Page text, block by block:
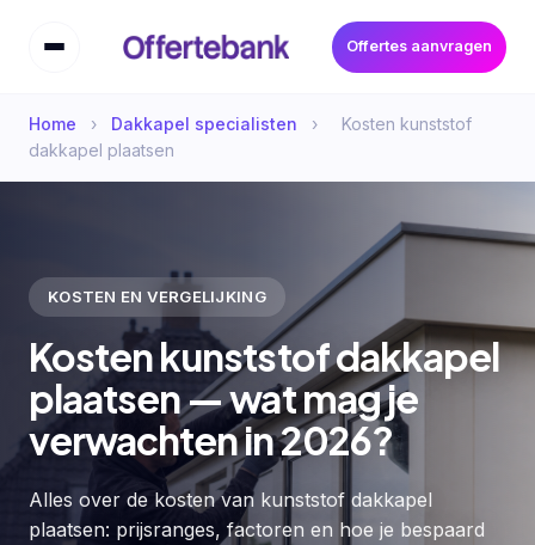
Offertes aanvragen
Home › Dakkapel specialisten ›
Kosten kunststof
dakkapel plaatsen
KOSTEN EN VERGELIJKING
Kosten kunststof dakkapel
plaatsen — wat mag je
verwachten in 2026?
Alles over de kosten van kunststof dakkapel
plaatsen: prijsranges, factoren en hoe je bespaard